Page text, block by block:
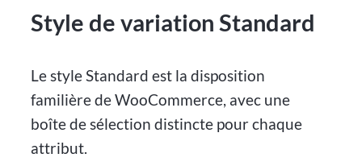
Style de variation Standard
Le style Standard est la disposition
familière de WooCommerce, avec une
boîte de sélection distincte pour chaque
attribut.